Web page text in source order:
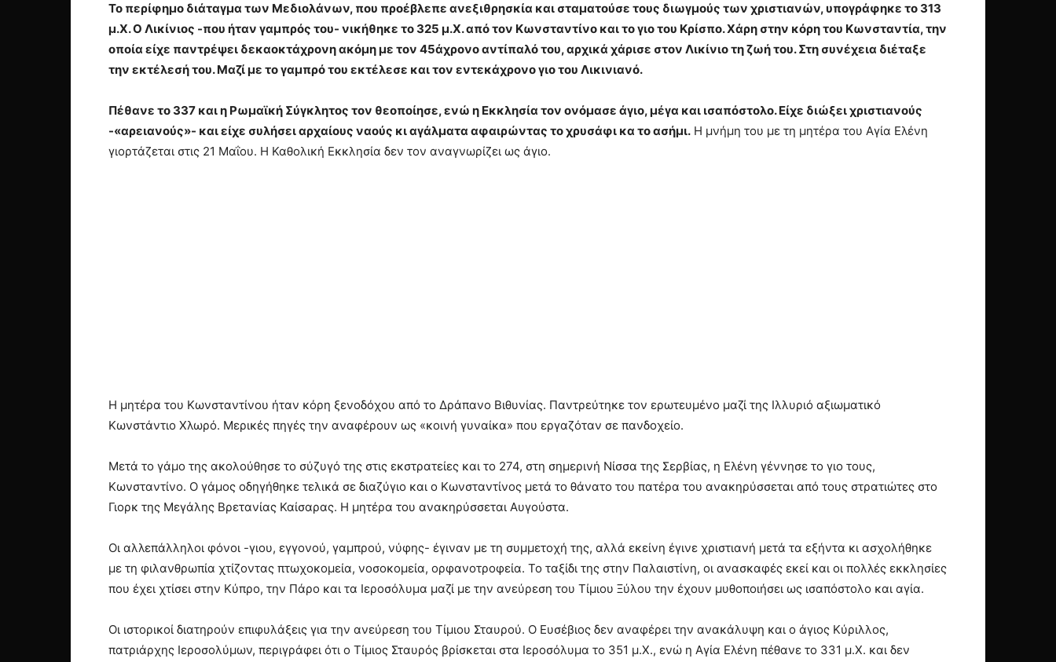
Το περίφημο διάταγμα των Μεδιολάνων, που προέβλεπε ανεξιθρησκία και σταματούσε τους διωγμούς των χριστιανών, υπογράφηκε το 313
μ.Χ. Ο Λικίνιος -που ήταν γαμπρός του- νικήθηκε το 325 μ.Χ. από τον Κωνσταντίνο και το γιο του Κρίσπο. Χάρη στην κόρη του Κωνσταντία, την
οποία είχε παντρέψει δεκαοκτάχρονη ακόμη με τον 45άχρονο αντίπαλό του, αρχικά χάρισε στον Λικίνιο τη ζωή του. Στη συνέχεια διέταξε
την εκτέλεσή του. Μαζί με το γαμπρό του εκτέλεσε και τον εντεκάχρονο γιο του Λικινιανό.
Πέθανε το 337 και η Ρωμαϊκή Σύγκλητος τον θεοποίησε, ενώ η Εκκλησία τον ονόμασε άγιο, μέγα και ισαπόστολο. Είχε διώξει χριστιανούς
-«αρειανούς»- και είχε συλήσει αρχαίους ναούς κι αγάλματα αφαιρώντας το χρυσάφι κα το ασήμι. Η μνήμη του με τη μητέρα του Αγία Ελένη
γιορτάζεται στις 21 Μαΐου. Η Καθολική Εκκλησία δεν τον αναγνωρίζει ως άγιο.
Η μητέρα του Κωνσταντίνου ήταν κόρη ξενοδόχου από το Δράπανο Βιθυνίας. Παντρεύτηκε τον ερωτευμένο μαζί της Ιλλυριό αξιωματικό
Κωνστάντιο Χλωρό. Μερικές πηγές την αναφέρουν ως «κοινή γυναίκα» που εργαζόταν σε πανδοχείο.
Μετά το γάμο της ακολούθησε το σύζυγό της στις εκστρατείες και το 274, στη σημερινή Νίσσα της Σερβίας, η Ελένη γέννησε το γιο τους,
Κωνσταντίνο. Ο γάμος οδηγήθηκε τελικά σε διαζύγιο και ο Κωνσταντίνος μετά το θάνατο του πατέρα του ανακηρύσσεται από τους στρατιώτες στο
Γιορκ της Μεγάλης Βρετανίας Καίσαρας. Η μητέρα του ανακηρύσσεται Αυγούστα.
Οι αλλεπάλληλοι φόνοι -γιου, εγγονού, γαμπρού, νύφης- έγιναν με τη συμμετοχή της, αλλά εκείνη έγινε χριστιανή μετά τα εξήντα κι ασχολήθηκε
με τη φιλανθρωπία χτίζοντας πτωχοκομεία, νοσοκομεία, ορφανοτροφεία. Το ταξίδι της στην Παλαιστίνη, οι ανασκαφές εκεί και οι πολλές εκκλησίες
που έχει χτίσει στην Κύπρο, την Πάρο και τα Ιεροσόλυμα μαζί με την ανεύρεση του Τίμιου Ξύλου την έχουν μυθοποιήσει ως ισαπόστολο και αγία.
Οι ιστορικοί διατηρούν επιφυλάξεις για την ανεύρεση του Τίμιου Σταυρού. Ο Ευσέβιος δεν αναφέρει την ανακάλυψη και ο άγιος Κύριλλος,
πατριάρχης Ιεροσολύμων, περιγράφει ότι ο Τίμιος Σταυρός βρίσκεται στα Ιεροσόλυμα το 351 μ.Χ., ενώ η Αγία Ελένη πέθανε το 331 μ.Χ. και δεν